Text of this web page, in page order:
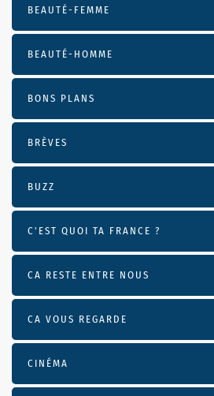
BEAUTÉ-FEMME
BEAUTÉ-HOMME
BONS PLANS
BRÈVES
BUZZ
C'EST QUOI TA FRANCE ?
CA RESTE ENTRE NOUS
CA VOUS REGARDE
CINÉMA